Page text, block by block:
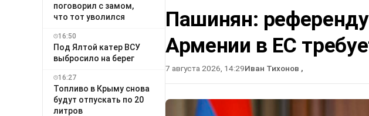
поговорил с замом,
что тот уволился
16:50
Под Ялтой катер ВСУ
выбросило на берег
16:27
Топливо в Крыму снова
будут отпускать по 20
литров
Пашинян:
Армении в ЕС
7 августа 2026, 14:29Иван Тихонов ,